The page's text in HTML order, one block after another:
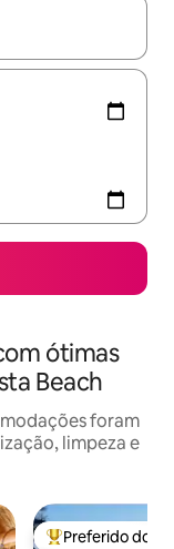
explore-os
ótimas
Beach
foram
limpeza e
Preferido dos